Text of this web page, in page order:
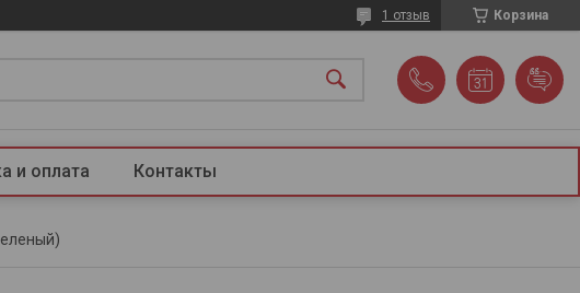
Корзина
1 отзыв
и оплата Контакты